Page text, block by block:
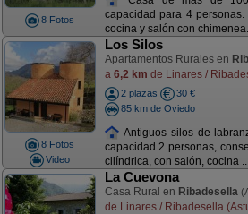
8 Fotos
capacidad para 4
cocina y salón con
8 Fotos
Video
Los Silos
Apartamentos Rurales en
a 6,2 km de Linares /
2 plazas
30 €
85 km de Oviedo
Antiguos silos de
capacidad 2 personas,
cilíndrica, con salón, cocina
La Cuevona
Casa Rural en Ribadesella
de Linares / Ribadesella